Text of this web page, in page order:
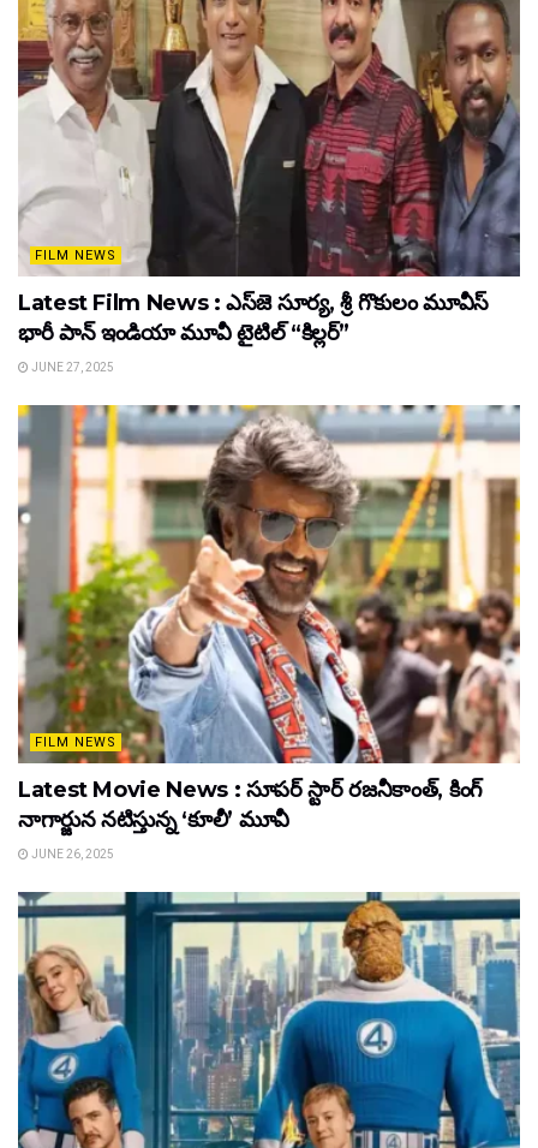
FILM NEWS
Latest Film News : ఎస్‌జె సూర్య, శ్రీ గొకులం మూవీస్‌
భారీ పాన్‌ ఇండియా మూవీ టైటిల్ “కిల్లర్”
JUNE 27, 2025
FILM NEWS
Latest Movie News : సూపర్ స్టార్ రజనీకాంత్, కింగ్
నాగార్జున నటిస్తున్న ‘కూలీ’ మూవీ
JUNE 26, 2025